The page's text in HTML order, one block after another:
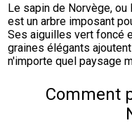
Le sapin de Norvège,
est un arbre imposant
Ses aiguilles vert foncé
graines élégants
n'importe quel paysage
Comment